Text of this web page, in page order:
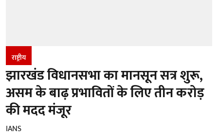
राष्ट्रीय
झारखंड विधानसभा का मानसून सत्र शुरू,
असम के बाढ़ प्रभावितों के लिए तीन करोड़
की मदद मंजूर
IANS